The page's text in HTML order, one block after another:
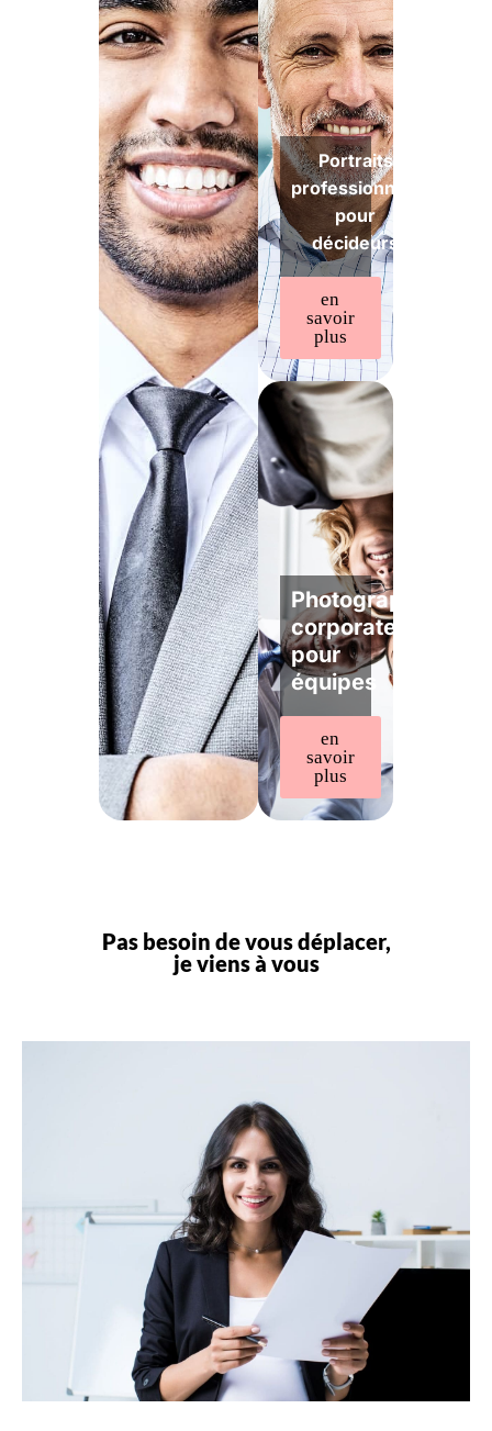
Portraits
professionnels
pour
décideurs
en
savoir
plus
Photographe
corporate
pour
équipes
en
savoir
plus
Pas besoin de vous déplacer,
je viens à vous